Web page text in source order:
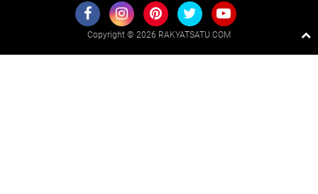
Copyright © 2026 RAKYATSATU.COM
Raushan